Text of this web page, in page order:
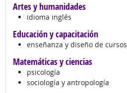
Artes y humanidades
idioma inglés
Educación y capacitación
enseñanza y diseño de cursos
Matemáticas y ciencias
psicología
sociología y antropología